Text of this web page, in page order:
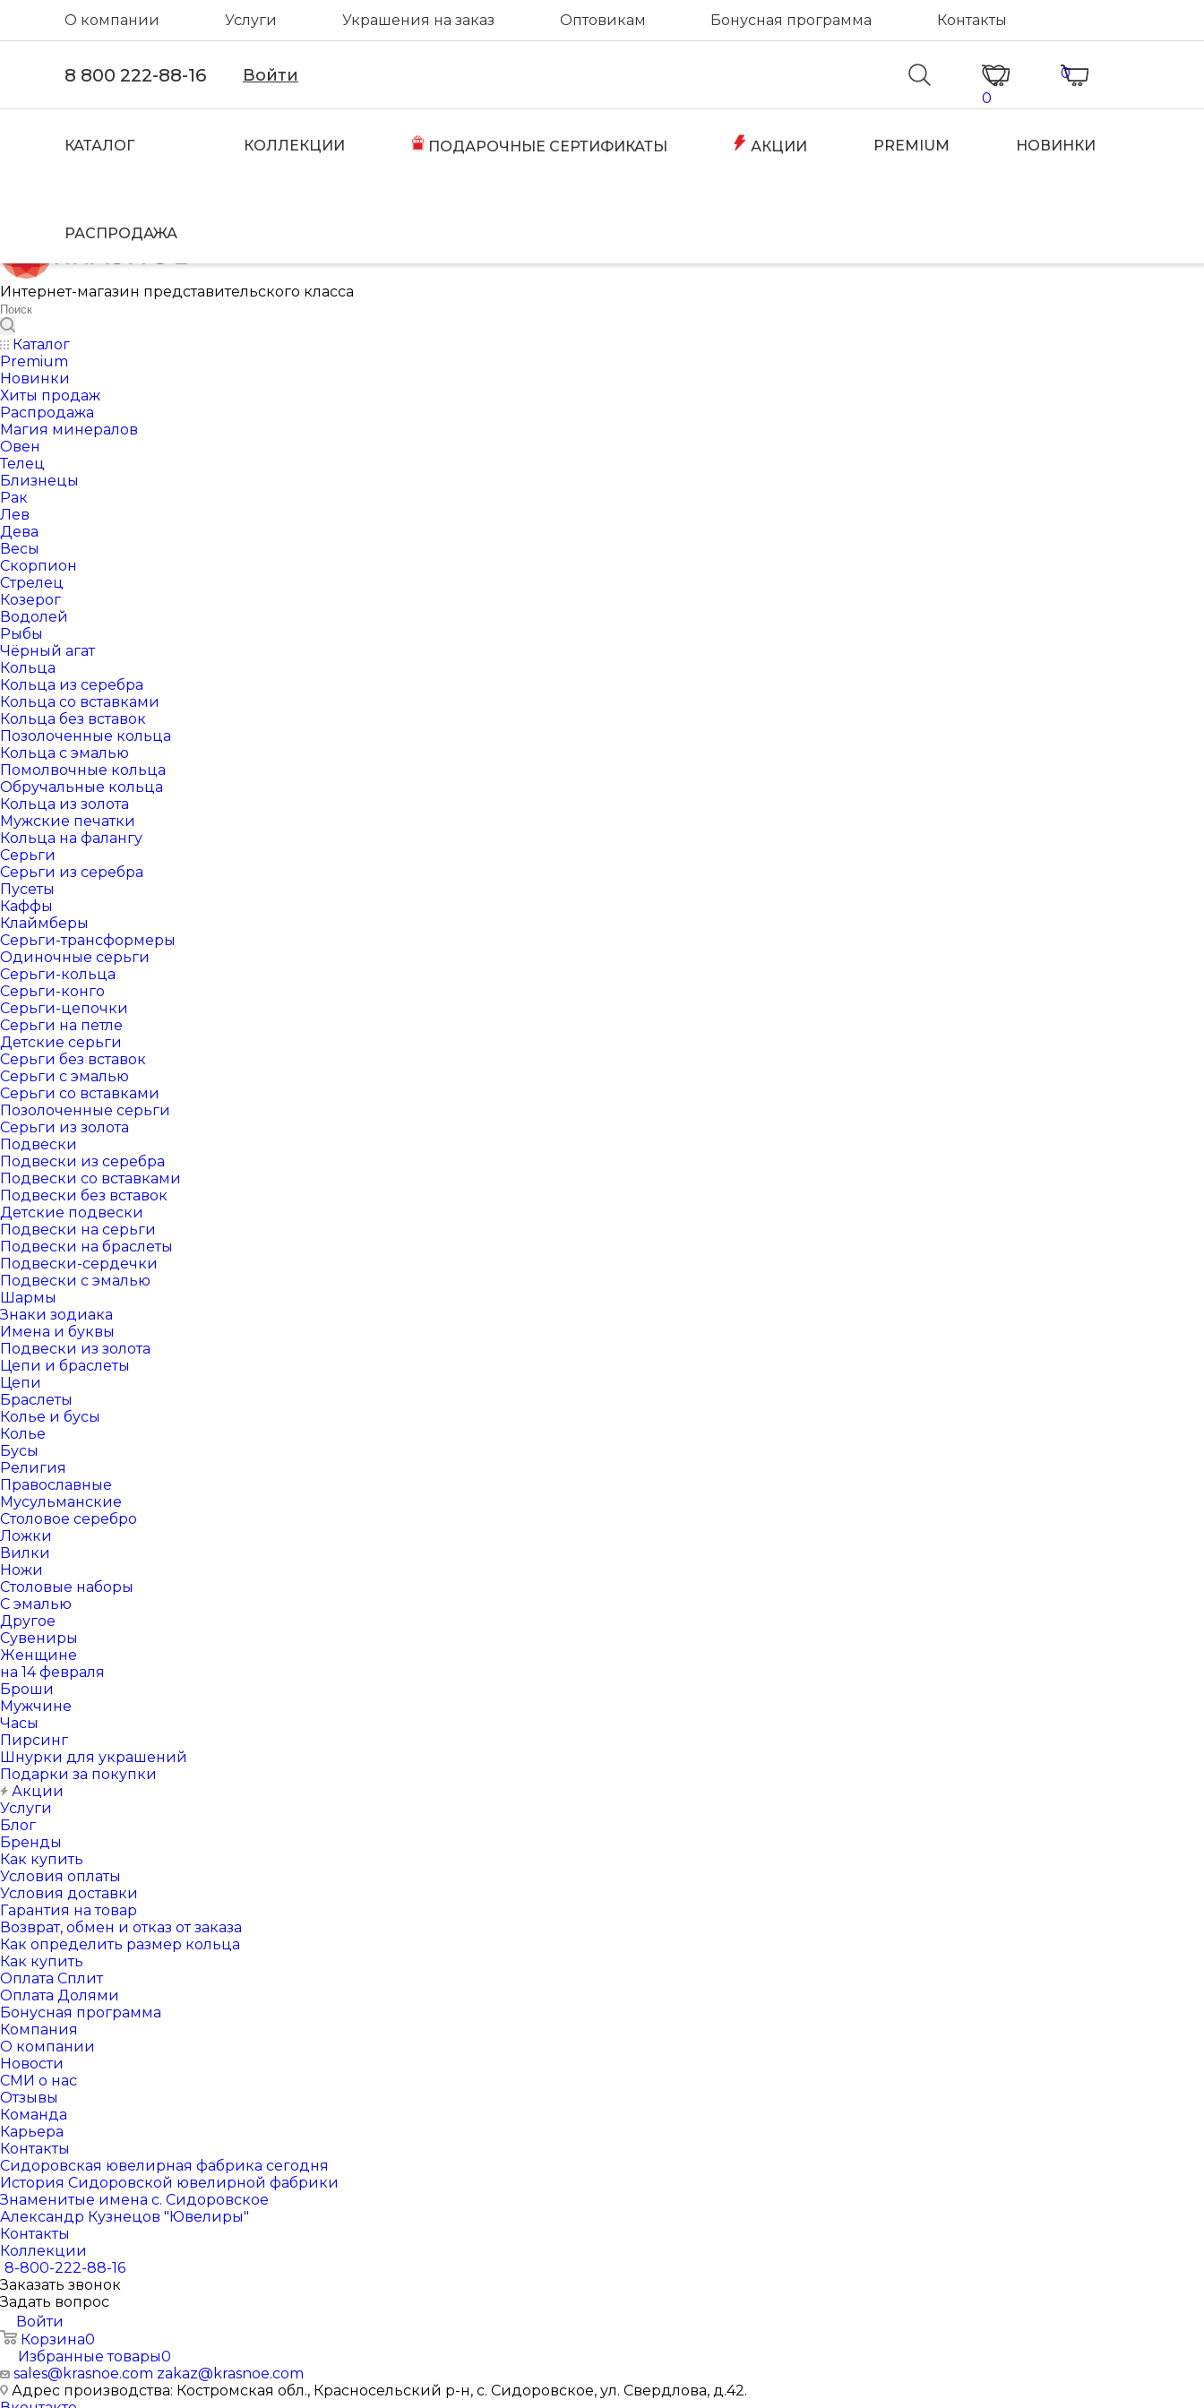
О компании Услуги Украшения на заказ Оптовикам Бонусная программа Контакты
8 800 222-88-16 Войти
0
0
КАТАЛОГ КОЛЛЕКЦИИ ПОДАРОЧНЫЕ СЕРТИФИКАТЫ АКЦИИ PREMIUM НОВИНКИ
РАСПРОДАЖА
Интернет-магазин представительского класса
Каталог
Premium
Новинки
Хиты продаж
Распродажа
Магия минералов
Овен
Телец
Близнецы
Рак
Лев
Дева
Весы
Скорпион
Стрелец
Козерог
Водолей
Рыбы
Чёрный агат
Кольца
Кольца из серебра
Кольца со вставками
Кольца без вставок
Позолоченные кольца
Кольца с эмалью
Помолвочные кольца
Обручальные кольца
Кольца из золота
Мужские печатки
Кольца на фалангу
Серьги
Серьги из серебра
Пусеты
Каффы
Клаймберы
Серьги-трансформеры
Одиночные серьги
Серьги-кольца
Серьги-конго
Серьги-цепочки
Серьги на петле
Детские серьги
Серьги без вставок
Серьги с эмалью
Серьги со вставками
Позолоченные серьги
Серьги из золота
Подвески
Подвески из серебра
Подвески со вставками
Подвески без вставок
Детские подвески
Подвески на серьги
Подвески на браслеты
Подвески-сердечки
Подвески с эмалью
Шармы
Знаки зодиака
Имена и буквы
Подвески из золота
Цепи и браслеты
Цепи
Браслеты
Колье и бусы
Колье
Бусы
Религия
Православные
Мусульманские
Столовое серебро
Ложки
Вилки
Ножи
Столовые наборы
С эмалью
Другое
Сувениры
Женщине
на 14 февраля
Броши
Мужчине
Часы
Пирсинг
Шнурки для украшений
Подарки за покупки
Акции
Услуги
Блог
Бренды
Как купить
Условия оплаты
Условия доставки
Гарантия на товар
Возврат, обмен и отказ от заказа
Как определить размер кольца
Как купить
Оплата Сплит
Оплата Долями
Бонусная программа
Компания
О компании
Новости
СМИ о нас
Отзывы
Команда
Карьера
Контакты
Сидоровская ювелирная фабрика сегодня
История Сидоровской ювелирной фабрики
Знаменитые имена с. Сидоровское
Александр Кузнецов "Ювелиры"
Контакты
Коллекции
8-800-222-88-16
Заказать звонок
Задать вопрос
Войти
Корзина0
Избранные товары0
sales@krasnoe.com zakaz@krasnoe.com
Адрес производства: Костромская обл., Красносельский р-н, с. Сидоровское, ул. Свердлова, д.42.